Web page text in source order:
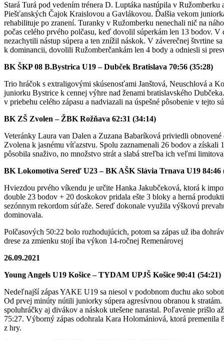
Stará Turá pod vedením trénera D. Luptáka nastúpila v Ružomberku
Piešťanských Čajok Kraislovou a Gavlákovou. Ďalšia vekom
rehabilituje po zranení. Turanky v Ružomberku nenechali nič na
počas celého prvého polčasu, keď dovolil súperkám len 13 bodov. V
nezachytili nástup súpera a ten znížil náskok. V záverečnej štvrtine
k dominancii, dovolili Ružomberčankám len 4 body a odniesli si
BK ŠKP 08 B.Bystrica U19 – Dubček Bratislava 70:56 (35:28)
Trio hráčok s extraligovými skúsenosťami Janštová, Neuschlová a
juniorku Bystrice k cennej výhre nad ženami bratislavského
v priebehu celého zápasu a nadviazali na úspešné pôsobenie v tejto
BK ZŠ Zvolen – ŽBK Rožňava 62:31 (34:14)
Veteránky Laura van Dalen a Zuzana Babaríková priviedli obnovené
Zvolena k jasnému víťazstvu. Spolu zaznamenali 26 bodov a získali
pôsobila snaživo, no množstvo strát a slabá streľba ich veľmi
BK Lokomotíva Sereď U23 – BK AŠK Slávia Trnava U19 84:46
Hviezdou prvého víkendu je určite Hanka Jakubčeková, ktorá k
double 23 bodov + 20 doskokov pridala ešte 3 bloky a herná
sezónnym rekordom súťaže. Sereď dokonale využila výškovú
dominovala.
Polčasových 50:22 bolo rozhodujúcich, potom sa zápas už iba
drese za zmienku stojí iba výkon 14-ročnej Remenárovej
26.09.2021
Young Angels U19 Košice – TYDAM UPJŠ Košice 90:41 (54:21)
Nedeľnajší zápas YAKE U19 sa niesol v podobnom duchu ako
Od prvej minúty nútili juniorky súpera agresívnou obranou k
spoluhráčky aj divákov a náskok utešene narastal. Poľavenie prišlo
75:27. Výborný zápas odohrala Kara Holomániová, ktorá premenila
z hry.